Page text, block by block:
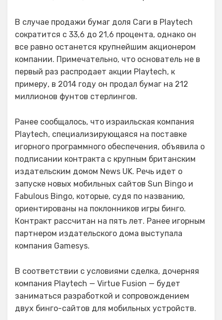
В случае продажи бумаг доля Саги в Playtech
сократится с 33,6 до 21,6 процента, однако он
все равно останется крупнейшим акционером
компании. Примечательно, что основатель не в
первый раз распродает акции Playtech, к
примеру, в 2014 году он продал бумаг на 212
миллионов фунтов стерлингов.
Ранее сообщалось, что израильская компания
Playtech, специализирующаяся на поставке
игорного программного обеспечения, объявила о
подписании контракта с крупным британским
издательским домом News UK. Речь идет о
запуске новых мобильных сайтов Sun Bingo и
Fabulous Bingo, которые, судя по названию,
ориентированы на поклонников игры бинго.
Контракт рассчитан на пять лет. Ранее игорным
партнером издательского дома выступала
компания Gamesys.
В соответствии с условиями сделка, дочерняя
компания Playtech — Virtue Fusion — будет
заниматься разработкой и сопровождением
двух бинго-сайтов для мобильных устройств.